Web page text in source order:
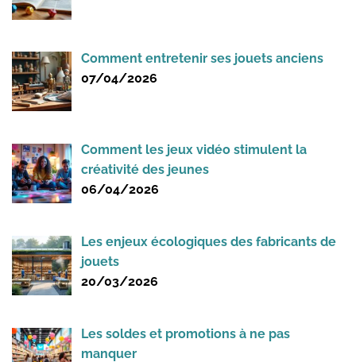
Comment entretenir ses jouets anciens
07/04/2026
Comment les jeux vidéo stimulent la
créativité des jeunes
06/04/2026
Les enjeux écologiques des fabricants de
jouets
20/03/2026
Les soldes et promotions à ne pas
manquer